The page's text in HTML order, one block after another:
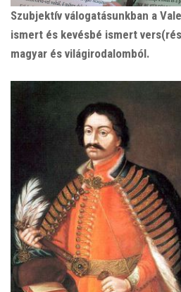
Szubjektív válogatásunkban a
ismert és kevésbé ismert
magyar és világirodalomból.